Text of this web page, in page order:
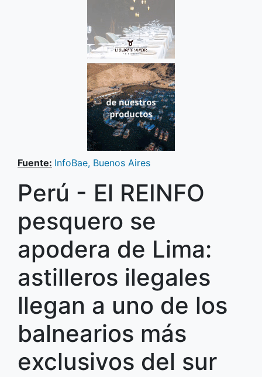
Fuente: InfoBae, Buenos Aires
Perú - El REINFO
pesquero se
apodera de Lima:
astilleros ilegales
llegan a uno de los
balnearios más
exclusivos del sur